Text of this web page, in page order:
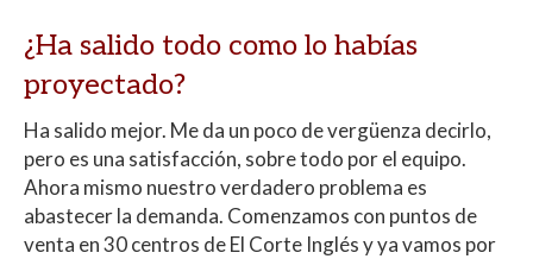
¿Ha salido todo como lo habías
proyectado?
Ha salido mejor. Me da un poco de vergüenza decirlo,
pero es una satisfacción, sobre todo por el equipo.
Ahora mismo nuestro verdadero problema es
abastecer la demanda. Comenzamos con puntos de
venta en 30 centros de El Corte Inglés y ya vamos por